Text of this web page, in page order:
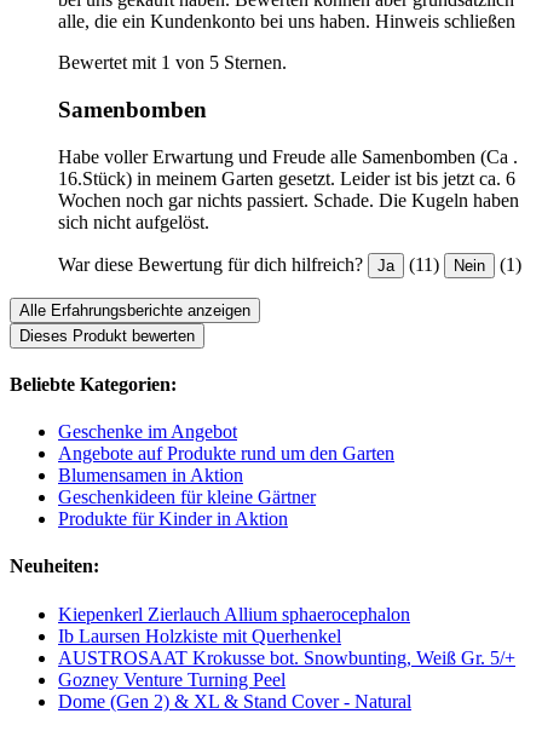
alle, die ein Kundenkonto bei uns haben. Hinweis schließen
Bewertet mit 1 von 5 Sternen.
Samenbomben
Habe voller Erwartung und Freude alle Samenbomben (Ca .
16.Stück) in meinem Garten gesetzt. Leider ist bis jetzt ca. 6
Wochen noch gar nichts passiert. Schade. Die Kugeln haben
sich nicht aufgelöst.
War diese Bewertung für dich hilfreich? Ja (11) Nein (1)
Alle Erfahrungsberichte anzeigen
Dieses Produkt bewerten
Beliebte Kategorien:
Geschenke im Angebot
Angebote auf Produkte rund um den Garten
Blumensamen in Aktion
Geschenkideen für kleine Gärtner
Produkte für Kinder in Aktion
Neuheiten:
Kiepenkerl Zierlauch Allium sphaerocephalon
Ib Laursen Holzkiste mit Querhenkel
AUSTROSAAT Krokusse bot. Snowbunting, Weiß Gr. 5/+
Gozney Venture Turning Peel
Dome (Gen 2) & XL & Stand Cover - Natural